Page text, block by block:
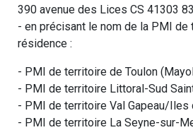
390 avenue des Lices CS 41303
- en précisant le nom de la PMI
résidence :
- PMI de territoire de Toulon
- PMI de territoire Littoral-Sud
- PMI de territoire Val Gapeau/Iles
- PMI de territoire La Seyne-sur-